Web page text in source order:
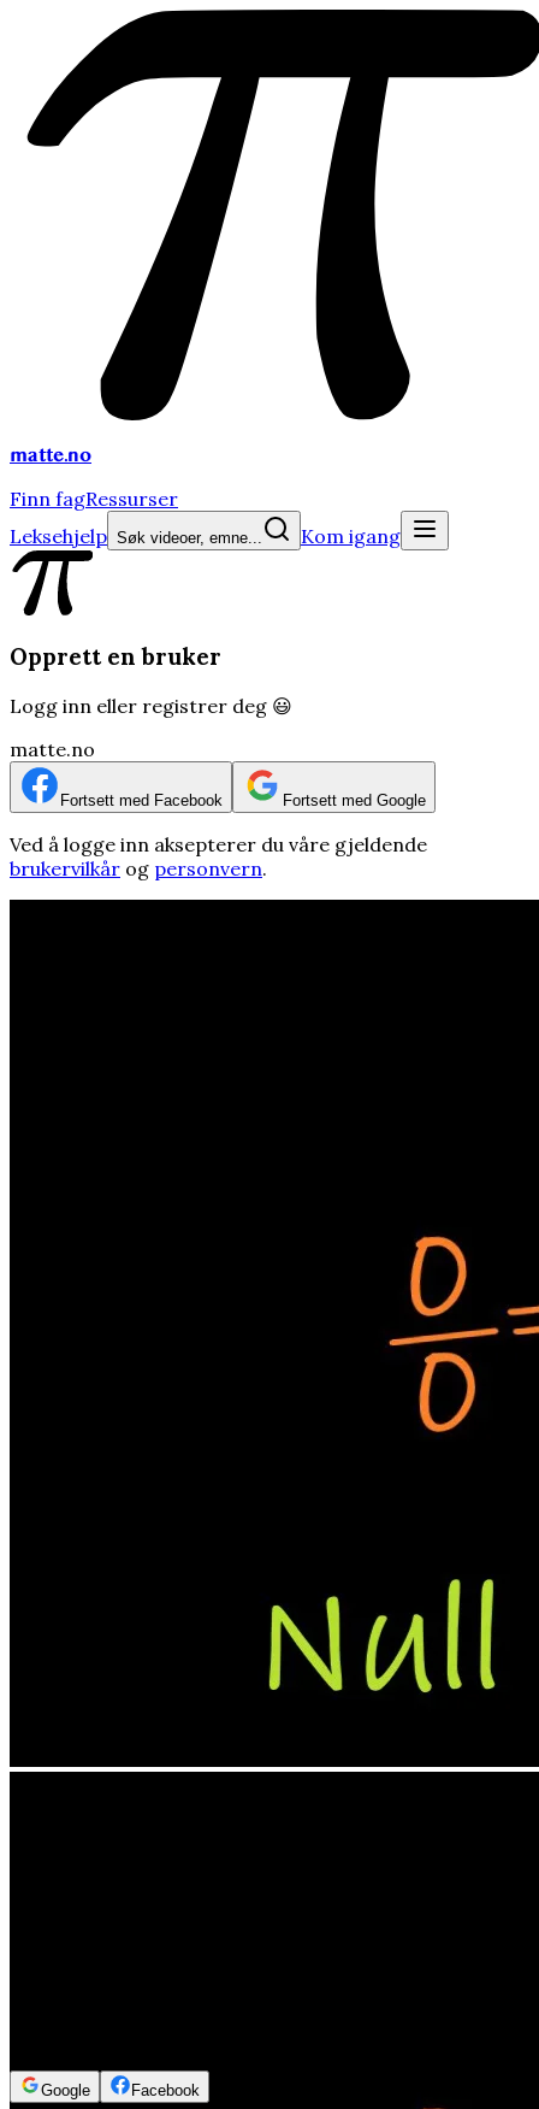
matte.no
Finn fagRessurser
Leksehjelp Søk videoer, emne... Kom igang
Opprett en bruker
Logg inn eller registrer deg 😃
matte.no
Fortsett med Facebook Fortsett med Google
Ved å logge inn aksepterer du våre gjeldende
brukervilkår og personvern.
Google Facebook